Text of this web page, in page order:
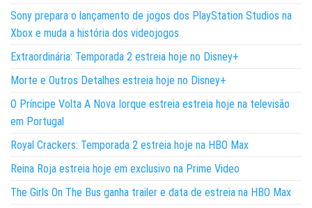
Sony prepara o lançamento de jogos dos PlayStation Studios na
Xbox e muda a história dos videojogos
Extraordinária: Temporada 2 estreia hoje no Disney+
Morte e Outros Detalhes estreia hoje no Disney+
O Príncipe Volta A Nova Iorque estreia estreia hoje na televisão
em Portugal
Royal Crackers: Temporada 2 estreia hoje na HBO Max
Reina Roja estreia hoje em exclusivo na Prime Video
The Girls On The Bus ganha trailer e data de estreia na HBO Max